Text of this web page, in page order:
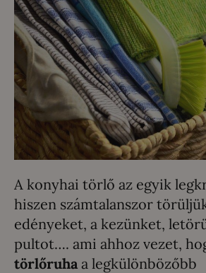
A konyhai törlő az egyik
hiszen számtalanszor
edényeket, a kezünket,
pultot…. ami ahhoz vezet,
törlőruha a legkülönbözőbb